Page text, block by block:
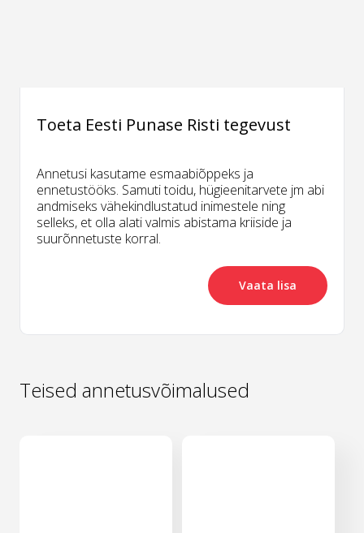
Toeta Eesti Punase Risti tegevust
Annetusi kasutame esmaabiõppeks ja
ennetustööks. Samuti toidu, hügieenitarvete jm abi
andmiseks vähekindlustatud inimestele ning
selleks, et olla alati valmis abistama kriiside ja
suurõnnetuste korral.
Vaata lisa
Teised annetusvõimalused